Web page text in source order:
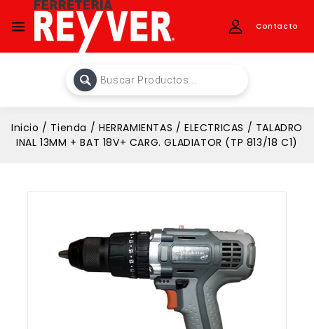
Contacto
Inicio / Tienda / HERRAMIENTAS / ELECTRICAS / TALADRO
INAL 13MM + BAT 18V+ CARG. GLADIATOR (TP 813/18 C1)